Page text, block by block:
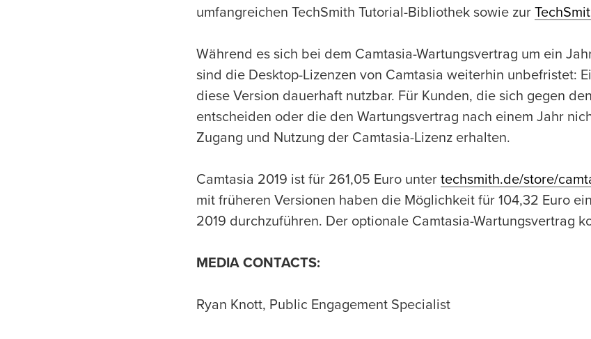
umfangreichen TechSmith Tutorial-Bibliothek sowie zur
Während es sich bei dem Camtasia-Wartungsvertrag um ein
sind die Desktop-Lizenzen von Camtasia weiterhin unbefristet:
diese Version dauerhaft nutzbar. Für Kunden, die sich gegen
entscheiden oder die den Wartungsvertrag nach einem Jahr
Zugang und Nutzung der Camtasia-Lizenz erhalten.
Camtasia 2019 ist für 261,05 Euro unter techsmith.de/store/
mit früheren Versionen haben die Möglichkeit für 104,32 Euro
2019 durchzuführen. Der optionale Camtasia-Wartungsvertrag
MEDIA CONTACTS:
Ryan Knott, Public Engagement Specialist